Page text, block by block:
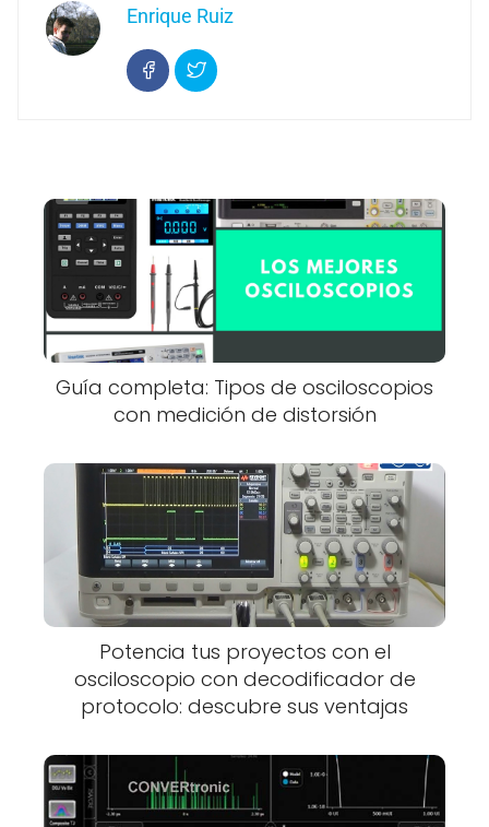
Enrique Ruiz
Guía completa: Tipos de osciloscopios
con medición de distorsión
Potencia tus proyectos con el
osciloscopio con decodificador de
protocolo: descubre sus ventajas